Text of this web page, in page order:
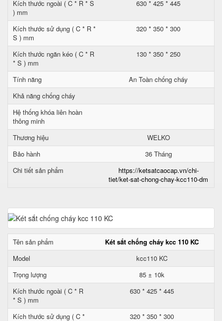
Kích thước ngoài ( C * R * S
) mm
630 * 425 * 445
Kích thước sử dụng ( C * R *
S ) mm
320 * 350 * 300
Kích thước ngăn kéo ( C * R
* S ) mm
130 * 350 * 250
Tính năng
An Toàn chống cháy
Khả năng chống cháy
Hệ thống khóa liên hoàn
thông minh
Thương hiệu
WELKO
Bảo hành
36 Tháng
Chi tiết sản phẩm
https://ketsatcaocap.vn/chi-
tiet/ket-sat-chong-chay-kcc110-dm
Tên sản phẩm
Két sắt chống cháy kcc 110 KC
Model
kcc110 KC
Trọng lượng
85 ± 10k
Kích thước ngoài ( C * R
* S ) mm
630 * 425 * 445
Kích thước sử dụng ( C *
320 * 350 * 300